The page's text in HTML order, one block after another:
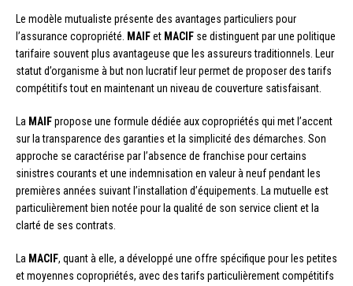
Le modèle mutualiste présente des avantages particuliers pour
l’assurance copropriété.
MAIFet MACIF se distinguent par une politique
tarifaire souvent plus avantageuse que les assureurs traditionnels. Leur
statut d’organisme à but non lucratif leur permet de proposer des tarifs
compétitifs tout en maintenant un niveau de couverture satisfaisant.
La MAIFpropose une formule dédiée aux copropriétés qui met l’accent
sur la transparence des garanties et la simplicité des démarches. Son
approche se caractérise par l’absence de franchise pour certains
sinistres courants et une indemnisation en valeur à neuf pendant les
premières années suivant l’installation d’équipements. La mutuelle est
particulièrement bien notée pour la qualité de son service client et la
clarté de ses contrats.
La MACIF, quant à elle, a développé une offre spécifique pour les petites
et moyennes copropriétés, avec des tarifs particulièrement compétitifs